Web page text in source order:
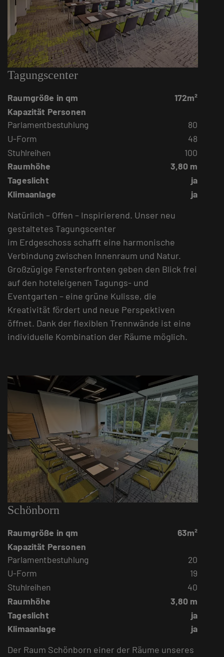
Tagungscenter
Raumgröße in qm
172m²
Kapazität Personen
Parlamentbestuhlung
80
U-Form
48
Stuhlreihen
100
Raumhöhe
3,80 m
Tageslicht
ja
Klimaanlage
ja
Natürlich – Offen – Inspirierend. Unser neu
gestaltetes Tagungscenter
im Erdgeschoss schafft eine harmonische
Verbindung zwischen Innenraum und Natur.
Großzügige Fensterfronten geben den Blick frei
auf den hoteleigenen Tagungs- und
Eventgarten – eine grüne Kulisse, die
Kreativität fördert und neue Perspektiven
öffnet. Dank der flexiblen Trennwände ist eine
individuelle Kombination der Räume möglich.
Schönborn
Raumgröße in qm
63m²
Kapazität Personen
Parlamentbestuhlung
20
U-Form
19
Stuhlreihen
40
Raumhöhe
3,80 m
Tageslicht
ja
Klimaanlage
ja
Der Raum Schönborn einer der Räume unseres